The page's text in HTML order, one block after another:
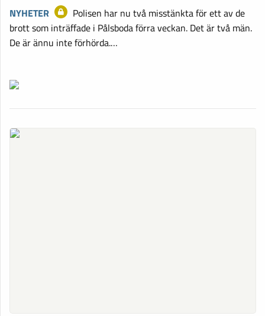
NYHETER
Polisen har nu två misstänkta för ett av de
brott som inträffade i Pålsboda förra veckan. Det är två män.
De är ännu inte förhörda.…